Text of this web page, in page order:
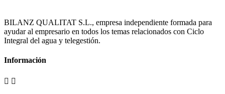
BILANZ QUALITAT S.L., empresa independiente formada para
ayudar al empresario en todos los temas relacionados con Ciclo
Integral del agua y telegestión.
Información
 